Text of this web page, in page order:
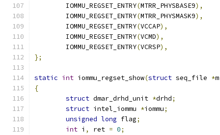
	IOMMU_REGSET_ENTRY
(MTRR_PHYSBASE9),
	IOMMU_REGSET_ENTRY
(MTRR_PHYSMASK9),
	IOMMU_REGSET_ENTRY
(VCCAP),
	IOMMU_REGSET_ENTRY
(VCMD),
	IOMMU_REGSET_ENTRY
(VCRSP),
};
static int iommu_regset_show(struct seq_file *m
{
struct dmar_drhd_unit *drhd;
struct intel_iommu *iommu;
unsigned long flag;
int i , ret = 0;